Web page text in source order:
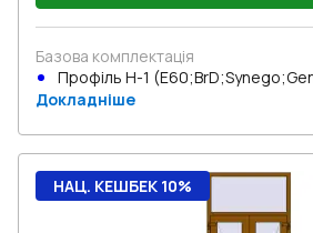
Базова комплектація
Профіль Н-1
Докладніше
НАЦ. КЕШБЕК 10%